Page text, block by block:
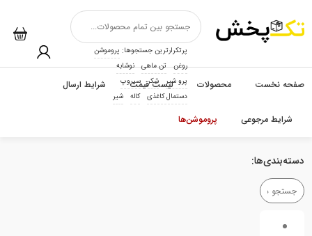
پرتکرارترین جستجوها: پروموشن
روغن
تن ماهی
نوشابه
پرو شیر
شکر
سیروپ
دستمال کاغذی
کاله شیر
صفحه نخست محصولات لیست قیمت شرایط ارسال
شرایط مرجوعی پروموشن‌ها
دسته‌بندی‌ها: